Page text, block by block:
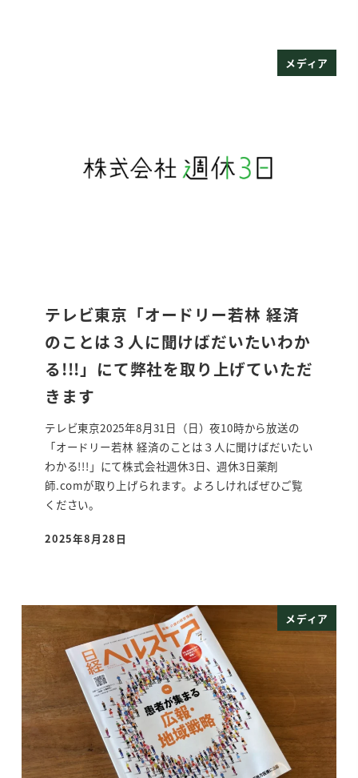
メディア
テレビ東京「オードリー若林 経済
のことは３人に聞けばだいたいわか
る!!!」にて弊社を取り上げていただ
きます
テレビ東京2025年8月31日（日）夜10時から放送の
「オードリー若林 経済のことは３人に聞けばだいたい
わかる!!!」にて株式会社週休3日、週休3日薬剤
師.comが取り上げられます。よろしければぜひご覧
ください。
投稿日
2025年8月28日
メディア